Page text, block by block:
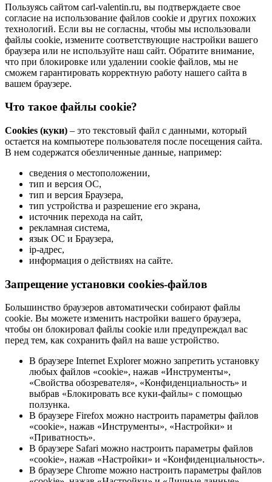
Пользуясь сайтом carl-valentin.ru, вы подтверждаете свое
согласие на использование файлов cookie и других похожих
технологий. Если вы не согласны, чтобы мы использовали
файлы cookie, измените соответствующие настройки вашего
браузера или не используйте наш сайт. Обратите внимание,
что при блокировке или удалении cookie файлов, мы не
сможем гарантировать корректную работу нашего сайта в
вашем браузере.
Что такое файлы cookie?
Cookies (куки) – это текстовый файл с данными, который
остается на компьютере пользователя после посещения сайта.
В нем содержатся обезличенные данные, например:
сведения о местоположении,
тип и версия ОС,
тип и версия Браузера,
тип устройства и разрешение его экрана,
источник перехода на сайт,
рекламная система,
язык ОС и Браузера,
ip-адрес,
информация о действиях на сайте.
Запрещение установки cookies-файлов
Большинство браузеров автоматически собирают файлы
cookie. Вы можете изменить настройки вашего браузера,
чтобы он блокировал файлы cookie или предупреждал вас
перед тем, как сохранить файл на ваше устройство.
В браузере Internet Explorer можно запретить установку
любых файлов «cookie», нажав «Инструменты»,
«Свойства обозревателя», «Конфиденциальность» и
выбрав «Блокировать все куки-файлы» с помощью
ползунка.
В браузере Firefox можно настроить параметры файлов
«cookie», нажав «Инструменты», «Настройки» и
«Приватность».
В браузере Safari можно настроить параметры файлов
«cookie», нажав «Настройки» и «Конфиденциальность».
В браузере Chrome можно настроить параметры файлов